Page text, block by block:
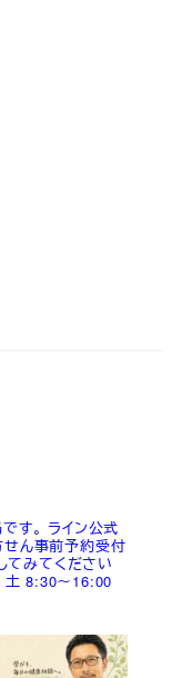
す。 ライン公式
せん事前予約受付
てみてください
土 8:30～16:00